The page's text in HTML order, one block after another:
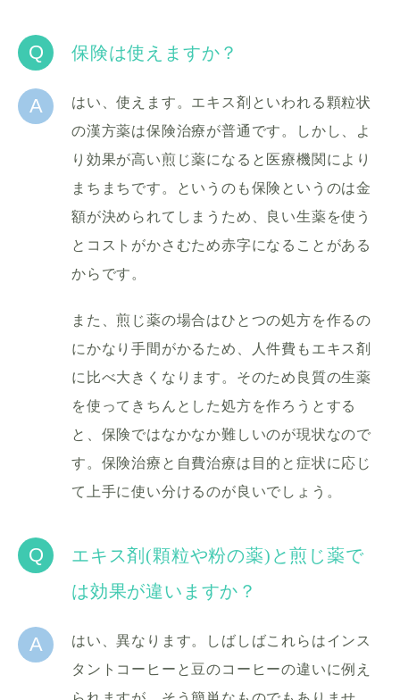
Q 保険は使えますか？
A
はい、使えます。エキス剤といわれる顆粒状
の漢方薬は保険治療が普通です。しかし、よ
り効果が高い煎じ薬になると医療機関により
まちまちです。というのも保険というのは金
額が決められてしまうため、良い生薬を使う
とコストがかさむため赤字になることがある
からです。
また、煎じ薬の場合はひとつの処方を作るの
にかなり手間がかるため、人件費もエキス剤
に比べ大きくなります。そのため良質の生薬
を使ってきちんとした処方を作ろうとする
と、保険ではなかなか難しいのが現状なので
す。保険治療と自費治療は目的と症状に応じ
て上手に使い分けるのが良いでしょう。
Q
エキス剤(顆粒や粉の薬)と煎じ薬で
は効果が違いますか？
A
はい、異なります。しばしばこれらはインス
タントコーヒーと豆のコーヒーの違いに例え